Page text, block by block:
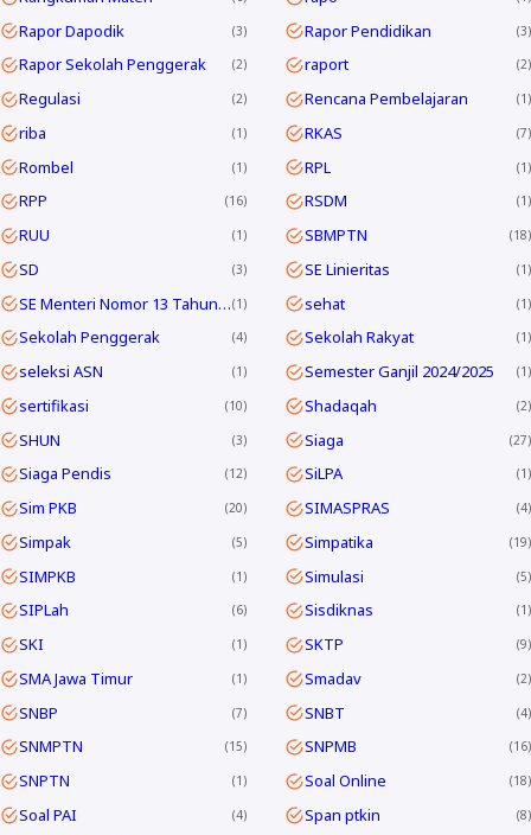
Rapor Dapodik 3 Rapor Pendidikan 3
Rapor Sekolah Penggerak 2 raport 2
Regulasi 2 Rencana Pembelajaran 1
riba 1 RKAS 7
Rombel 1 RPL 1
RPP 16 RSDM 1
RUU 1 SBMPTN 18
SD 3 SE Linieritas 1
SE Menteri Nomor 13 Tahun 2025 1 sehat 1
Sekolah Penggerak 4 Sekolah Rakyat 1
seleksi ASN 1 Semester Ganjil 2024/2025 1
sertifikasi 10 Shadaqah 2
SHUN 3 Siaga 27
Siaga Pendis 12 SiLPA 1
Sim PKB 20 SIMASPRAS 4
Simpak 5 Simpatika 19
SIMPKB 1 Simulasi 5
SIPLah 6 Sisdiknas 1
SKI 1 SKTP 9
SMA Jawa Timur 1 Smadav 2
SNBP 7 SNBT 4
SNMPTN 15 SNPMB 16
SNPTN 1 Soal Online 18
Soal PAI 4 Span ptkin 8